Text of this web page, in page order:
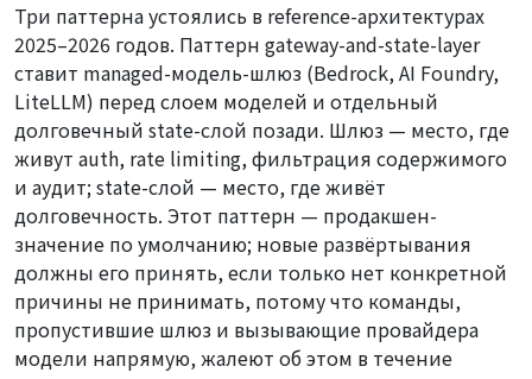
Три паттерна устоялись в reference-архитектурах
2025–2026 годов. Паттерн gateway-and-state-layer
ставит managed-модель-шлюз (Bedrock, AI Foundry,
LiteLLM) перед слоем моделей и отдельный
долговечный state-слой позади. Шлюз — место, где
живут auth, rate limiting, фильтрация содержимого
и аудит; state-слой — место, где живёт
долговечность. Этот паттерн — продакшен-
значение по умолчанию; новые развёртывания
должны его принять, если только нет конкретной
причины не принимать, потому что команды,
пропустившие шлюз и вызывающие провайдера
модели напрямую, жалеют об этом в течение